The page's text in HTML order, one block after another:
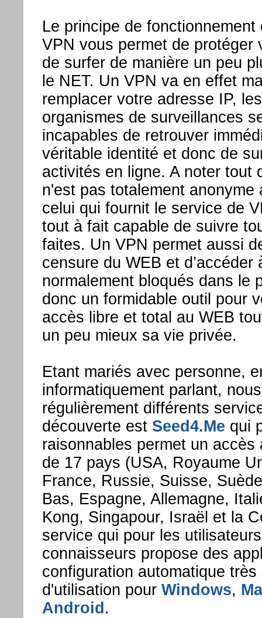
Le principe de fonctionnement
VPN vous permet de protéger
de surfer de manière un peu
le NET. Un VPN va en effet
remplacer votre adresse IP,
organismes de surveillances
incapables de retrouver
véritable identité et donc de
activités en ligne. A noter tout
n'est pas totalement anonyme
celui qui fournit le service de
tout à fait capable de suivre
faites. Un VPN permet aussi
censure du WEB et d’accéder
normalement bloqués dans le
donc un formidable outil pour
accès libre et total au WEB
un peu mieux sa vie privée.
Etant mariés avec personne,
informatiquement parlant,
régulièrement différents
découverte est Seed4.Me qui
raisonnables permet un accès
de 17 pays (USA, Royaume
France, Russie, Suisse,
Bas, Espagne, Allemagne,
Kong, Singapour, Israël et la
service qui pour les
connaisseurs propose des
configuration automatique très
d'utilisation pour Windows,
Android .